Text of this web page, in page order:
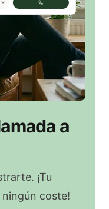
a
¡Tu
ningún coste!